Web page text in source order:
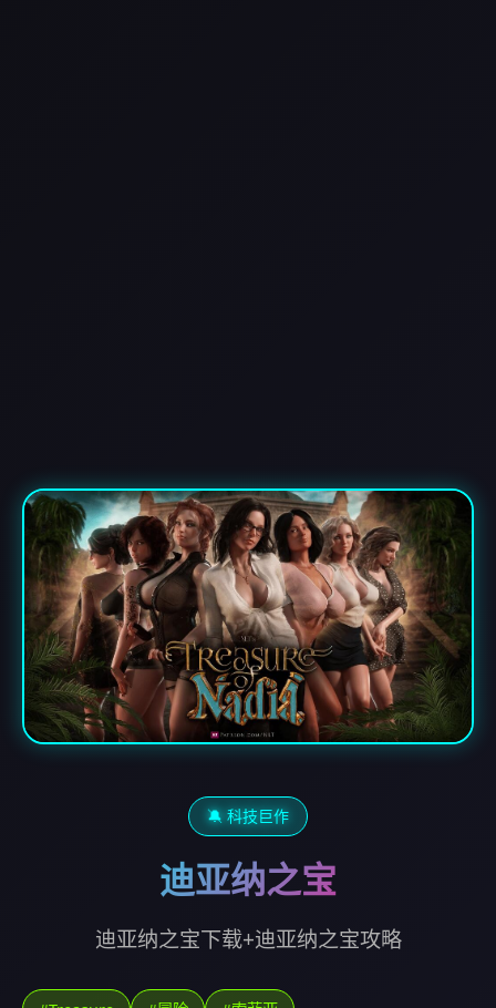
🔕 科技巨作
迪亚纳之宝
迪亚纳之宝下载+迪亚纳之宝攻略